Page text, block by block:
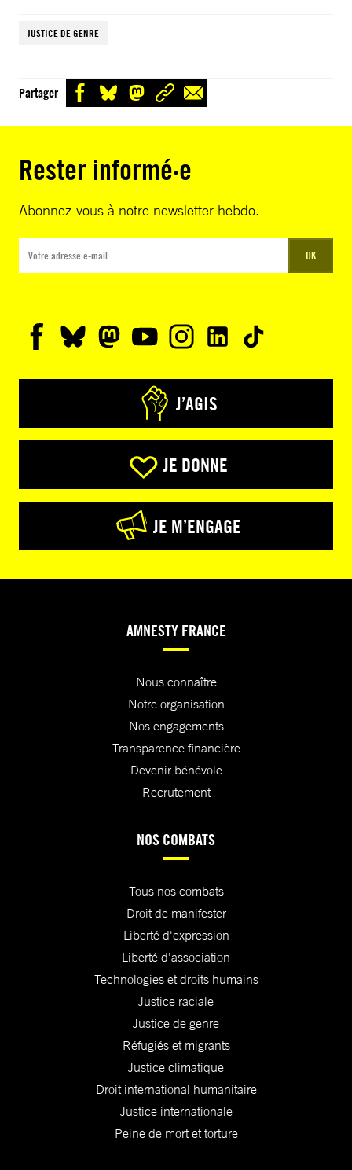
JUSTICE DE GENRE
Partager
Rester informé·e
Abonnez-vous à notre newsletter hebdo.
OK
J’AGIS
JE DONNE
JE M’ENGAGE
AMNESTY FRANCE
Nous connaître
Notre organisation
Nos engagements
Transparence financière
Devenir bénévole
Recrutement
NOS COMBATS
Tous nos combats
Droit de manifester
Liberté d'expression
Liberté d'association
Technologies et droits humains
Justice raciale
Justice de genre
Réfugiés et migrants
Justice climatique
Droit international humanitaire
Justice internationale
Peine de mort et torture